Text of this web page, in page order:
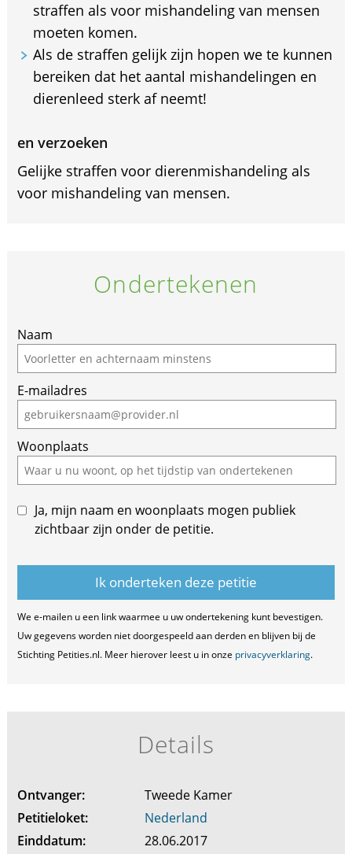
straffen als voor mishandeling van mensen
moeten komen.
Als de straffen gelijk zijn hopen we te kunnen
bereiken dat het aantal mishandelingen en
dierenleed sterk af neemt!
en verzoeken
Gelijke straffen voor dierenmishandeling als
voor mishandeling van mensen.
Ondertekenen
Naam
E-mailadres
Woonplaats
Ja, mijn naam en woonplaats mogen publiek
zichtbaar zijn onder de petitie.
We e-mailen u een link waarmee u uw ondertekening kunt bevestigen.
Uw gegevens worden niet doorgespeeld aan derden en blijven bij de
Stichting Petities.nl. Meer hierover leest u in onze privacyverklaring.
Details
Ontvanger:
Tweede Kamer
Petitieloket:
Nederland
Einddatum:
28.06.2017